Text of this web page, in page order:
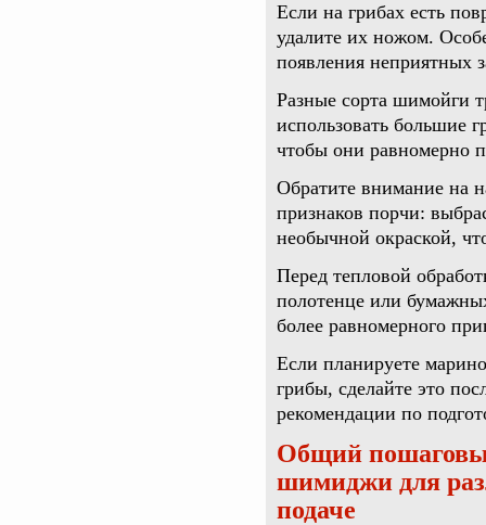
Если на грибах есть
удалите их ножом.
появления неприятных
Разные сорта шимойги
использовать большие
чтобы они равномерно
Обратите внимание на
признаков порчи:
необычной окраской,
Перед тепловой
полотенце или
более равномерного
Если планируете
грибы, сделайте это
рекомендации по
Общий
шимиджи для
подаче